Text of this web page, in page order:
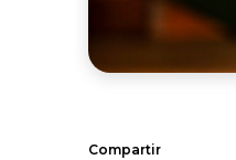
Compartir